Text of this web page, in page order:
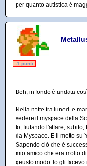
per quanto autistica è
-1 punti
Beh, in fondo è andata
Nella notte tra lunedì e
vedere il myspace della
Io, fiutando l'affare,
da Myspace. E li metto su
Sapendo ciò che è
mio amico che era molto
qeusto modo: Io gli